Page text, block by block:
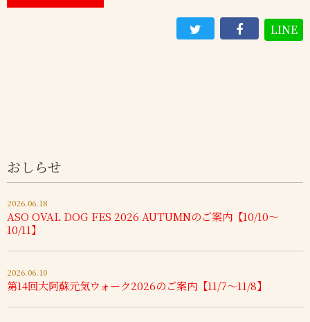
LINE
おしらせ
2026.06.18
ASO OVAL DOG FES 2026 AUTUMNのご案内【10/10～
10/11】
2026.06.10
第14回大阿蘇元気ウォーク2026のご案内【11/7～11/8】